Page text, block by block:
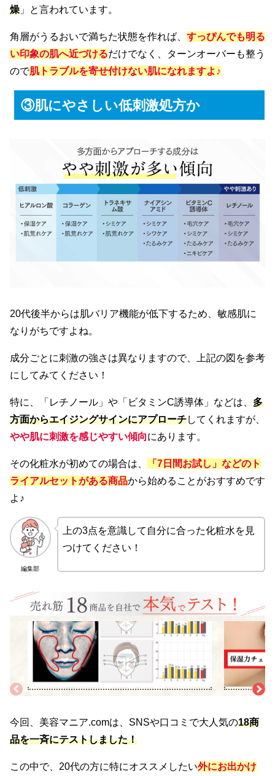
燥 」と言われています。
角層がうるおいで満ちた状態を作れば、 すっぴんでも明る
い印象の肌へ近づけるだけでなく、ターンオーバーも整う
ので肌トラブルを寄せ付けない肌になれますよ♪
③肌にやさしい低刺激処方か
20代後半からは肌バリア機能が低下するため、敏感肌に
なりがちですよね。
成分ごとに刺激の強さは異なりますので、上記の図を参考
にしてみてください！
特に、「レチノール」や「ビタミンC誘導体」などは、 多
方面からエイジングサインにアプローチしてくれますが、
やや肌に刺激を感じやすい傾向にあります。
その化粧水が初めての場合は、
「7日間お試し」などのト
ライアルセットがある商品から始めることがおすすめです
よ♪
編集部
上の3点を意識して自分に合った化粧水を見
つけてください！
検証1
<肌環境チェック>
専門カメラで化粧水の使用後の肌状況を毎日分析。シミ・シ
ワ・たるみ・毛穴などにアプローチしているか検証。また、エ
イジングケア成分の充実度まで採点。
水分保持チェッ
測。1時間後の
◎と判断。
今回、美容マニア.comは、SNSや口コミで大人気の18商
品を一斉にテストしました！
この中で、20代の方に特にオススメしたい外にお出かけ